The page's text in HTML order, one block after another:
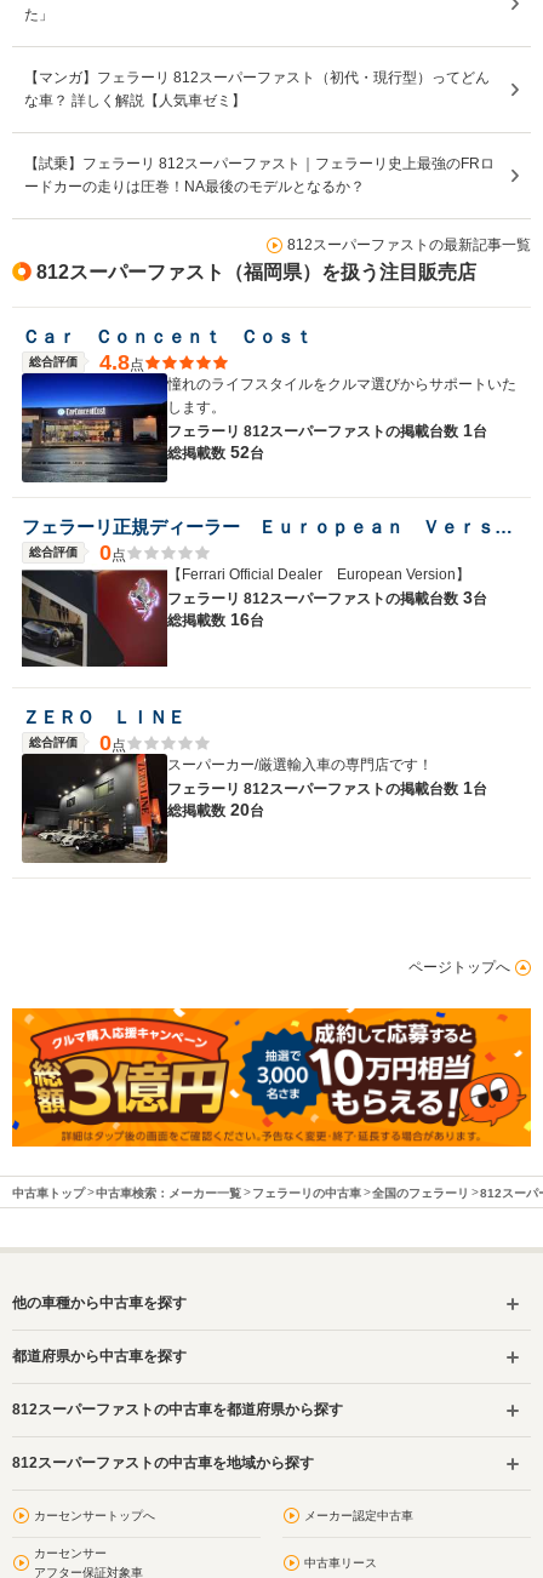
た」
【マンガ】フェラーリ 812スーパーファスト（初代・現行型）ってどん
な車？ 詳しく解説【人気車ゼミ】
【試乗】フェラーリ 812スーパーファスト｜フェラーリ史上最強のFRロ
ードカーの走りは圧巻！NA最後のモデルとなるか？
812スーパーファストの最新記事一覧
812スーパーファスト（福岡県）を扱う注目販売店
Ｃａｒ Ｃｏｎｃｅｎｔ Ｃｏｓｔ
総合評価 4.8点
憧れのライフスタイルをクルマ選びからサポートいた
します。
フェラーリ 812スーパーファストの掲載台数 1台
総掲載数 52台
フェラーリ正規ディーラー Ｅｕｒｏｐｅａｎ Ｖｅｒｓｉｏｎ ＨＡＫＡＴＡ
総合評価 0点
【Ferrari Official Dealer European Version】
フェラーリ 812スーパーファストの掲載台数 3台
総掲載数 16台
ＺＥＲＯ ＬＩＮＥ
総合評価 0点
スーパーカー/厳選輸入車の専門店です！
フェラーリ 812スーパーファストの掲載台数 1台
総掲載数 20台
ページトップへ
中古車トップ 中古車検索：メーカー一覧 フェラーリの中古車 全国のフェラーリ 812スーパ
他の車種から中古車を探す
都道府県から中古車を探す
812スーパーファストの中古車を都道府県から探す
812スーパーファストの中古車を地域から探す
カーセンサートップへ メーカー認定中古車
カーセンサー
アフター保証対象車
中古車リース